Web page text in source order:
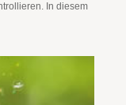
In diesem